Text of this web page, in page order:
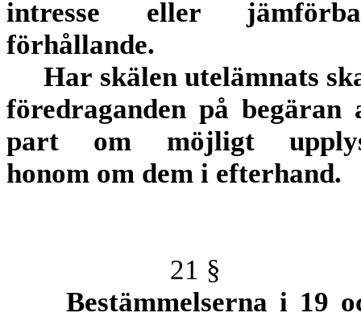
intresse eller
förhållande.
Har skälen utelämnats
föredraganden på begäran
part om möjligt
honom om dem i efterhand.
21 §
Bestämmelserna i 19